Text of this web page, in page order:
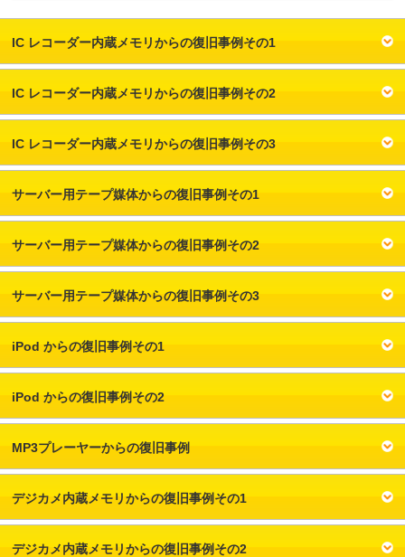
IC レコーダー内蔵メモリからの復旧事例その1
IC レコーダー内蔵メモリからの復旧事例その2
IC レコーダー内蔵メモリからの復旧事例その3
サーバー用テープ媒体からの復旧事例その1
サーバー用テープ媒体からの復旧事例その2
サーバー用テープ媒体からの復旧事例その3
iPod からの復旧事例その1
iPod からの復旧事例その2
MP3プレーヤーからの復旧事例
デジカメ内蔵メモリからの復旧事例その1
デジカメ内蔵メモリからの復旧事例その2